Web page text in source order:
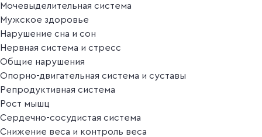
Мочевыделительная система
Мужское здоровье
Нарушение сна и сон
Нервная система и стресс
Общие нарушения
Опорно-двигательная система и суставы
Репродуктивная система
Рост мышц
Сердечно-сосудистая система
Снижение веса и контроль веса